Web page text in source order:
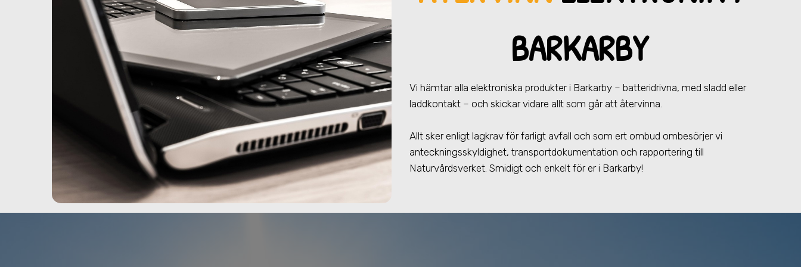
BARKARBY
Vi hämtar alla elektroniska produkteri Barkarby – batteridrivna, med sladd eller
laddkontakt – och skickar vidare allt som går att återvinna.
Allt sker enligt lagkrav för farligt avfall och som ert ombud ombesörjer vi
anteckningsskyldighet, transportdokumentation och rapportering till
Naturvårdsverket. Smidigt och enkelt för eri Barkarby!